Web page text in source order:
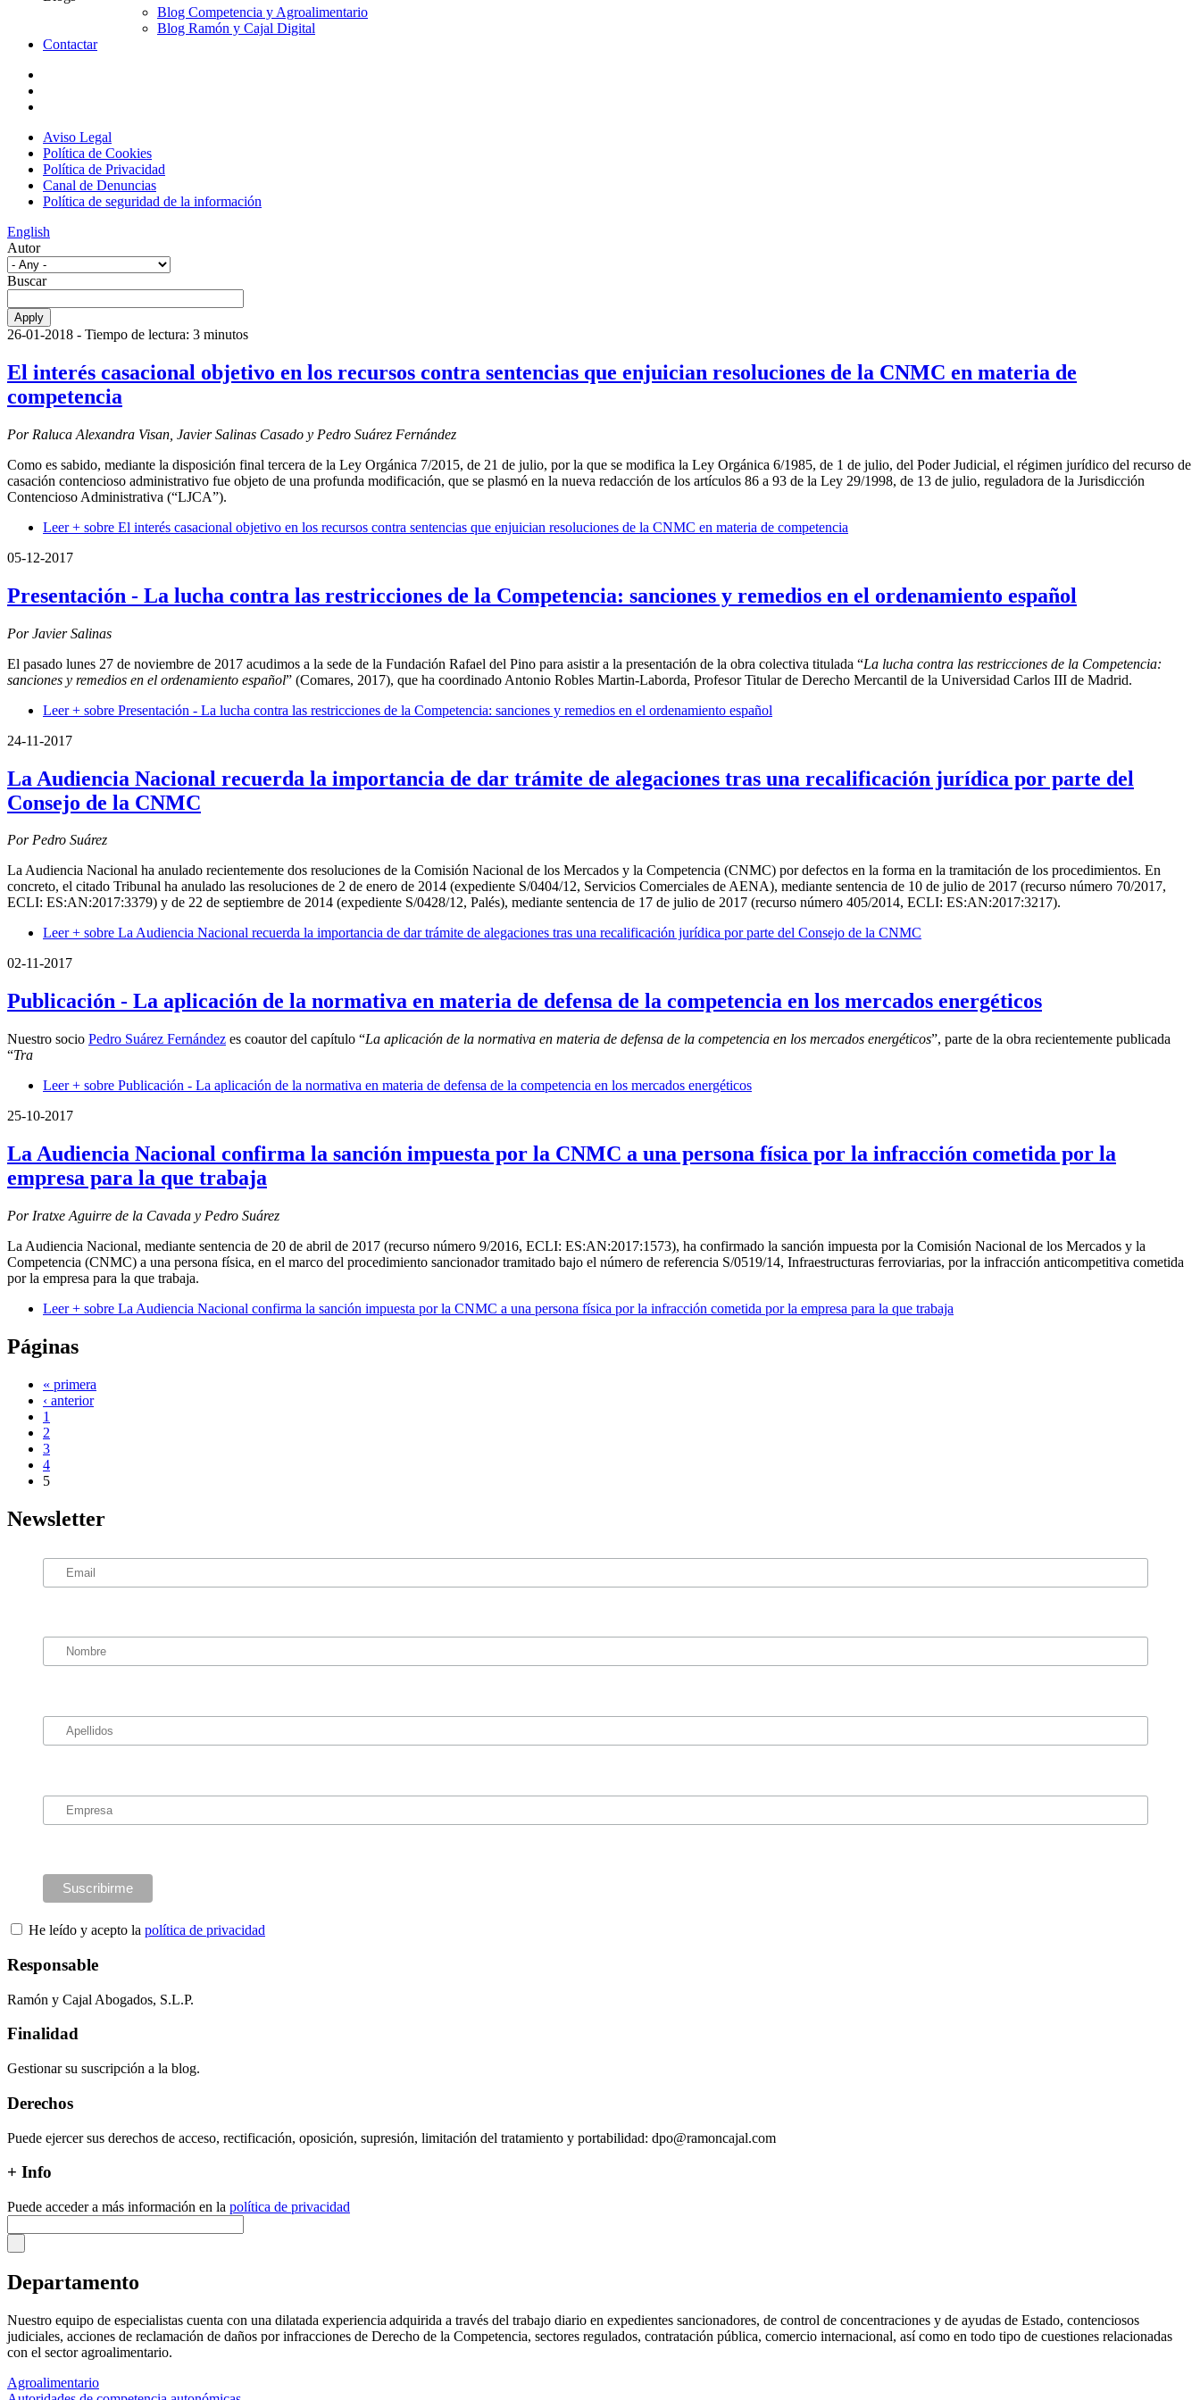
Blog Competencia y Agroalimentario
Blog Ramón y Cajal Digital
Contactar
Aviso Legal
Política de Cookies
Política de Privacidad
Canal de Denuncias
Política de seguridad de la información
English
Autor
Buscar
26-01-2018 - Tiempo de lectura: 3 minutos
El interés casacional objetivo en los recursos contra sentencias que enjuician resoluciones de la CNMC en materia de
competencia
Por Raluca Alexandra Visan, Javier Salinas Casado y Pedro Suárez Fernández
Como es sabido, mediante la disposición final tercera de la Ley Orgánica 7/2015, de 21 de julio, por la que se modifica la Ley Orgánica 6/1985, de 1 de julio, del Poder Judicial, el régimen jurídico del recurso de
casación contencioso administrativo fue objeto de una profunda modificación, que se plasmó en la nueva redacción de los artículos 86 a 93 de la Ley 29/1998, de 13 de julio, reguladora de la Jurisdicción
Contencioso Administrativa (“LJCA”).
Leer + sobre El interés casacional objetivo en los recursos contra sentencias que enjuician resoluciones de la CNMC en materia de competencia
05-12-2017
Presentación - La lucha contra las restricciones de la Competencia: sanciones y remedios en el ordenamiento español
Por Javier Salinas
El pasado lunes 27 de noviembre de 2017 acudimos a la sede de la Fundación Rafael del Pino para asistir a la presentación de la obra colectiva titulada “La lucha contra las restricciones de la Competencia:
sanciones y remedios en el ordenamiento español” (Comares, 2017), que ha coordinado Antonio Robles Martin-Laborda, Profesor Titular de Derecho Mercantil de la Universidad Carlos III de Madrid.
Leer + sobre Presentación - La lucha contra las restricciones de la Competencia: sanciones y remedios en el ordenamiento español
24-11-2017
La Audiencia Nacional recuerda la importancia de dar trámite de alegaciones tras una recalificación jurídica por parte del
Consejo de la CNMC
Por Pedro Suárez
La Audiencia Nacional ha anulado recientemente dos resoluciones de la Comisión Nacional de los Mercados y la Competencia (CNMC) por defectos en la forma en la tramitación de los procedimientos. En
concreto, el citado Tribunal ha anulado las resoluciones de 2 de enero de 2014 (expediente S/0404/12, Servicios Comerciales de AENA), mediante sentencia de 10 de julio de 2017 (recurso número 70/2017,
ECLI: ES:AN:2017:3379) y de 22 de septiembre de 2014 (expediente S/0428/12, Palés), mediante sentencia de 17 de julio de 2017 (recurso número 405/2014, ECLI: ES:AN:2017:3217).
Leer + sobre La Audiencia Nacional recuerda la importancia de dar trámite de alegaciones tras una recalificación jurídica por parte del Consejo de la CNMC
02-11-2017
Publicación - La aplicación de la normativa en materia de defensa de la competencia en los mercados energéticos
Nuestro socio Pedro Suárez Fernández es coautor del capítulo “La aplicación de la normativa en materia de defensa de la competencia en los mercados energéticos”, parte de la obra recientemente publicada
“Tra
Leer + sobre Publicación - La aplicación de la normativa en materia de defensa de la competencia en los mercados energéticos
25-10-2017
La Audiencia Nacional confirma la sanción impuesta por la CNMC a una persona física por la infracción cometida por la
empresa para la que trabaja
Por Iratxe Aguirre de la Cavada y Pedro Suárez
La Audiencia Nacional, mediante sentencia de 20 de abril de 2017 (recurso número 9/2016, ECLI: ES:AN:2017:1573), ha confirmado la sanción impuesta por la Comisión Nacional de los Mercados y la
Competencia (CNMC) a una persona física, en el marco del procedimiento sancionador tramitado bajo el número de referencia S/0519/14, Infraestructuras ferroviarias, por la infracción anticompetitiva cometida
por la empresa para la que trabaja.
Leer + sobre La Audiencia Nacional confirma la sanción impuesta por la CNMC a una persona física por la infracción cometida por la empresa para la que trabaja
Páginas
« primera
‹ anterior
1
2
3
4
5
Newsletter
He leído y acepto la política de privacidad
Responsable
Ramón y Cajal Abogados, S.L.P.
Finalidad
Gestionar su suscripción a la blog.
Derechos
Puede ejercer sus derechos de acceso, rectificación, oposición, supresión, limitación del tratamiento y portabilidad: dpo@ramoncajal.com
+ Info
Puede acceder a más información en la política de privacidad
Departamento
Nuestro equipo de especialistas cuenta con una dilatada experiencia adquirida a través del trabajo diario en expedientes sancionadores, de control de concentraciones y de ayudas de Estado, contenciosos
judiciales, acciones de reclamación de daños por infracciones de Derecho de la Competencia, sectores regulados, contratación pública, comercio internacional, así como en todo tipo de cuestiones relacionadas
con el sector agroalimentario.
Agroalimentario